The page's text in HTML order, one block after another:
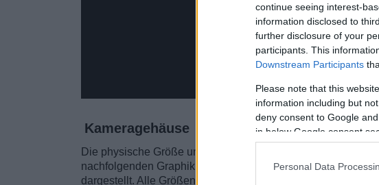
continue seeing interest-
information disclosed to
further disclosure of your
participants. This
Downstream Participants
Please note that this
information including but
deny consent to Google
in below Google consent
Personal Data
Kameragehäuse
Die physische Größe und das Gewicht der Epson R-D1 und
nachfolgenden Graphik illustriert. Die beiden Kameras
dargestellt. Alle Größenangaben sind auf den nächsten